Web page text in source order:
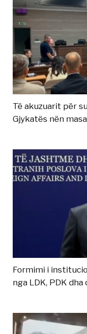
Të akuzuarit për
Gjykatës nën
Formimi i
nga LDK, PDK